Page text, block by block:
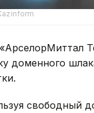
доменного
свободный